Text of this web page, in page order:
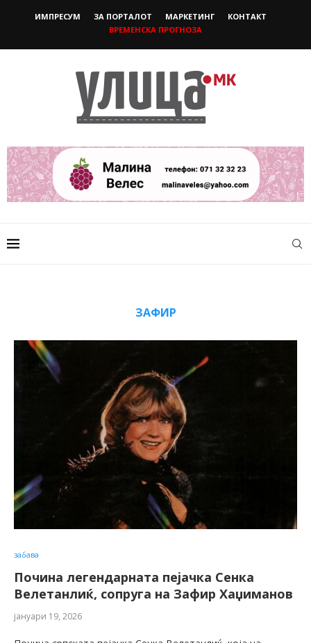
ИМПРЕСУМ ЗА ПОРТАЛОТ МАРКЕТИНГ
КОНТАКТ
ВРЕМЕНСКА ПРОГНОЗА
ЗАФИР
забава
Почина легендарната пејачка Сенка
Велетанлиќ, сопруга на Зафир Хаџиманов
јануари 19, 2026